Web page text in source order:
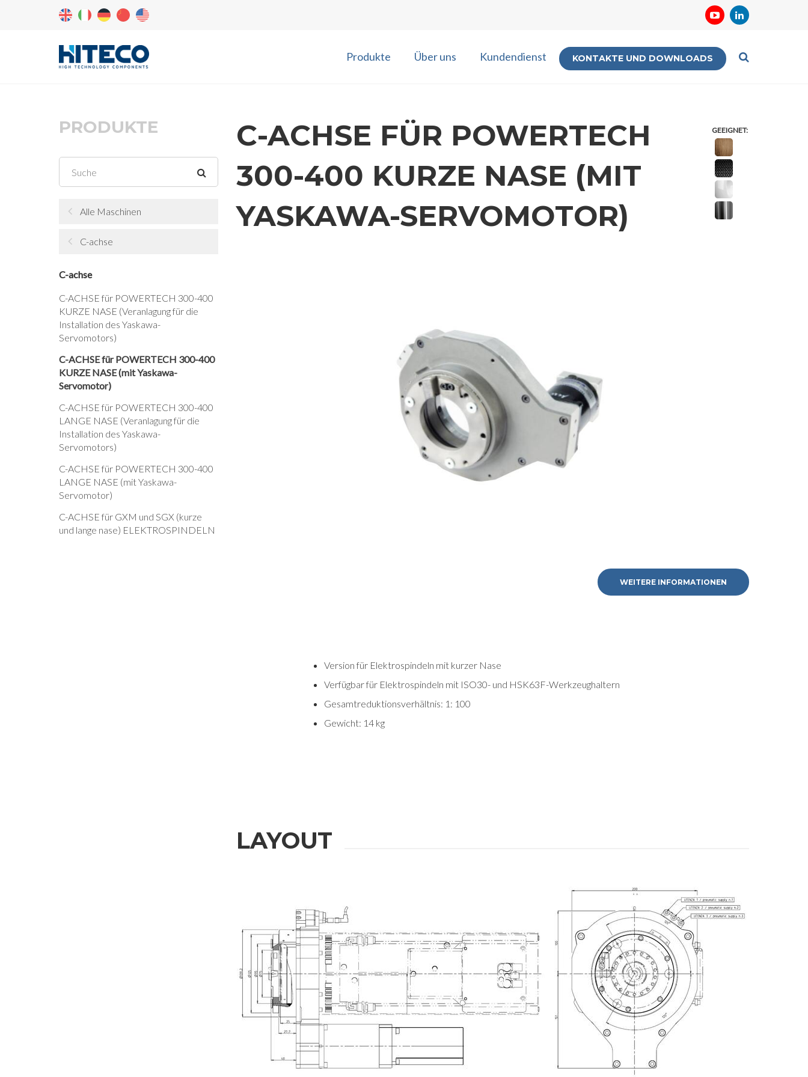
Produkte Über uns Kundendienst KONTAKTE UND DOWNLOADS
PRODUKTE
Alle Maschinen
C-achse
C-achse
C-ACHSE für POWERTECH 300-400
KURZE NASE (Veranlagung für die
Installation des Yaskawa-
Servomotors)
C-ACHSE für POWERTECH 300-400
KURZE NASE (mit Yaskawa-
Servomotor)
C-ACHSE für POWERTECH 300-400
LANGE NASE (Veranlagung für die
Installation des Yaskawa-
Servomotors)
C-ACHSE für POWERTECH 300-400
LANGE NASE (mit Yaskawa-
Servomotor)
C-ACHSE für GXM und SGX (kurze
und lange nase) ELEKTROSPINDELN
WEITERE INFORMATIONEN
Bitte füllen Sie das Formular aus, um weitere Informationen zu erhalten
Nachname E-mail
Telefonnummer
C-ACHSE FÜR POWERTECH
300-400 KURZE NASE (MIT
YASKAWA-SERVOMOTOR)
GEEIGNET:
WEITERE INFORMATIONEN
Version für Elektrospindeln mit kurzer Nase
Verfügbar für Elektrospindeln mit ISO30- und HSK63F-Werkzeughaltern
Gesamtreduktionsverhältnis: 1: 100
Gewicht: 14 kg
LAYOUT